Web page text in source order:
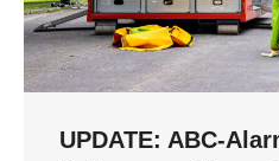
UPDATE: ABC-